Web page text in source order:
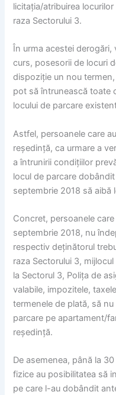
licitația/atribuirea
raza Sectorului 3.
În urma acestei derogări,
curs, posesorii de locuri
dispoziție un nou
pot să întrunească toate
locului de parcare
Astfel, persoanele care
reședință, ca urmare a
a întrunirii condițiilor
locul de parcare
septembrie 2018 să aibă
Concret, persoanele
septembrie 2018, nu
respectiv deținătorul
raza Sectorului 3,
la Sectorul 3, Polița de
valabile, impozitele,
termenele de plată, să
parcare pe apartament/
reședință.
De asemenea, până la
fizice au posibilitatea să
pe care l-au dobândit